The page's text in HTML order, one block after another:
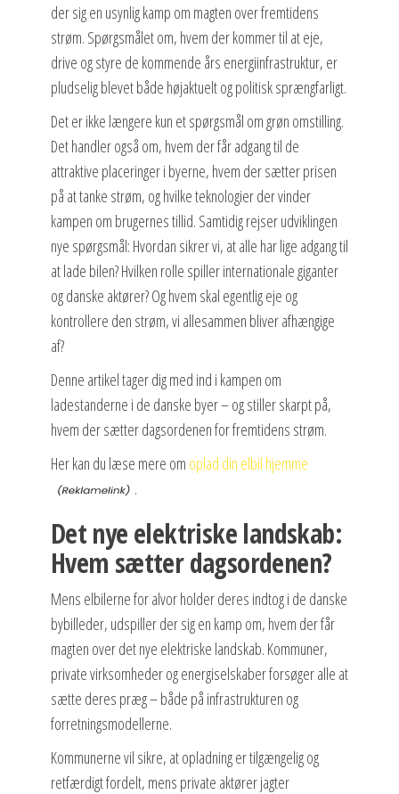
der sig en usynlig kamp om magten over fremtidens
strøm. Spørgsmålet om, hvem der kommer til at eje,
drive og styre de kommende års energiinfrastruktur, er
pludselig blevet både højaktuelt og politisk sprængfarligt.
Det er ikke længere kun et spørgsmål om grøn omstilling.
Det handler også om, hvem der får adgang til de
attraktive placeringer i byerne, hvem der sætter prisen
på at tanke strøm, og hvilke teknologier der vinder
kampen om brugernes tillid. Samtidig rejser udviklingen
nye spørgsmål: Hvordan sikrer vi, at alle har lige adgang til
at lade bilen? Hvilken rolle spiller internationale giganter
og danske aktører? Og hvem skal egentlig eje og
kontrollere den strøm, vi allesammen bliver afhængige
af?
Denne artikel tager dig med ind i kampen om
ladestanderne i de danske byer – og stiller skarpt på,
hvem der sætter dagsordenen for fremtidens strøm.
Her kan du læse mere om oplad din elbil hjemme
.
Det nye elektriske landskab:
Hvem sætter dagsordenen?
Mens elbilerne for alvor holder deres indtog i de danske
bybilleder, udspiller der sig en kamp om, hvem der får
magten over det nye elektriske landskab. Kommuner,
private virksomheder og energiselskaber forsøger alle at
sætte deres præg – både på infrastrukturen og
forretningsmodellerne.
Kommunerne vil sikre, at opladning er tilgængelig og
retfærdigt fordelt, mens private aktører jagter